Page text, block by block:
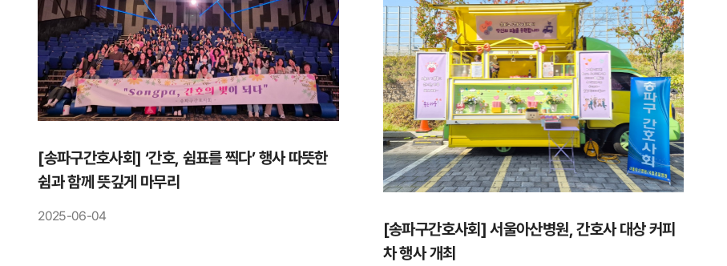
[송파구간호사회] ‘간호, 쉼표를 찍다’ 행사 따뜻한
쉼과 함께 뜻깊게 마무리
2025-06-04
[송파구간호사회] 서울아산병원, 간호사 대상 커피
차 행사 개최